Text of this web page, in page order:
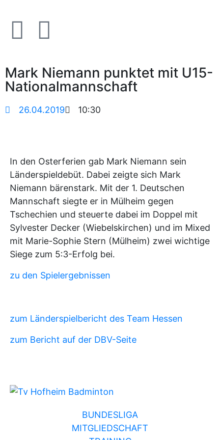
Mark Niemann punktet mit U15-
Nationalmannschaft
26.04.2019 10:30
In den Osterferien gab Mark Niemann sein
Länderspieldebüt. Dabei zeigte sich Mark
Niemann bärenstark. Mit der 1. Deutschen
Mannschaft siegte er in Mülheim gegen
Tschechien und steuerte dabei im Doppel mit
Sylvester Decker (Wiebelskirchen) und im Mixed
mit Marie-Sophie Stern (Mülheim) zwei wichtige
Siege zum 5:3-Erfolg bei.
zu den Spielergebnissen
zum Länderspielbericht des Team Hessen
zum Bericht auf der DBV-Seite
BUNDESLIGA
MITGLIEDSCHAFT